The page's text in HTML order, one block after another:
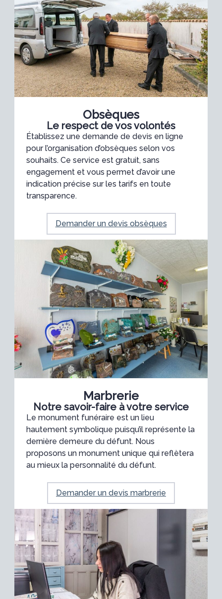
Obsèques
Le respect de vos volontés
Établissez une demande de devis en ligne
pour l’organisation d’obsèques selon vos
souhaits. Ce service est gratuit, sans
engagement et vous permet d’avoir une
indication précise sur les tarifs en toute
transparence.
Demander un devis obsèques
Marbrerie
Notre savoir-faire à votre service
Le monument funéraire est un lieu
hautement symbolique puisqu’il représente la
dernière demeure du défunt. Nous
proposons un monument unique qui reflètera
au mieux la personnalité du défunt.
Demander un devis marbrerie